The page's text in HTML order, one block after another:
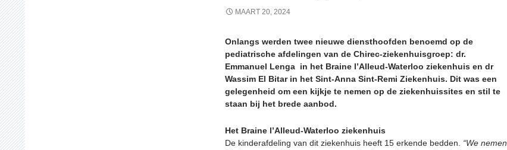
MAART 20, 2024
Onlangs werden twee nieuwe diensthoofden benoemd op de
pediatrische afdelingen van de Chirec-ziekenhuisgroep: dr.
Emmanuel Lenga in het Braine l’Alleud-Waterloo ziekenhuis en dr
Wassim El Bitar in het Sint-Anna Sint-Remi Ziekenhuis. Dit was een
gelegenheid om een kijkje te nemen op de ziekenhuissites en stil te
staan bij het brede aanbod.
Het Braine l’Alleud-Waterloo ziekenhuis
De kinderafdeling van dit ziekenhuis heeft 15 erkende bedden. “We nemen